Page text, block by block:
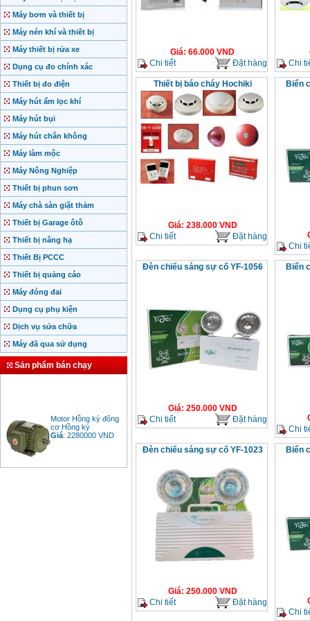
Máy bơm và thiết bị
Máy nén khí và thiết bị
Máy thiết bị rửa xe
Dụng cụ đo chính xác
Thiết bị đo điện
Máy hút ẩm lọc khí
Máy hút bụi
Máy hút chân không
Máy làm mộc
Máy Nông Nghiệp
Thiết bị phun sơn
Máy chà sàn giặt thảm
Thiết bị Garage ôtô
Thiết bị nâng hạ
Thiết Bị PCCC
Thiết bị quảng cáo
Máy đóng đai
Dụng cụ phụ kiện
Dịch vụ sửa chữa
Máy đã qua sử dụng
Sản phẩm bán chạy
Motor Hồng ký động
cơ Hồng ký
Giá :2280000 VND
Giá: 66.000 VND
Chi tiết
Đặt hàng
Chi
Thiết bị báo cháy Hochiki
Giá: 238.000VND
Chi tiết
Đặt hàng
Biển
Chi
Đèn chiếu sáng sự cố YF-1056
Giá: 250.000VND
Chi tiết
Đặt hàng
Biển
Chi
Đèn chiếu sáng sự cố YF-1023
Giá: 250.000VND
Chi tiết
Đặt hàng
Biển
Chi